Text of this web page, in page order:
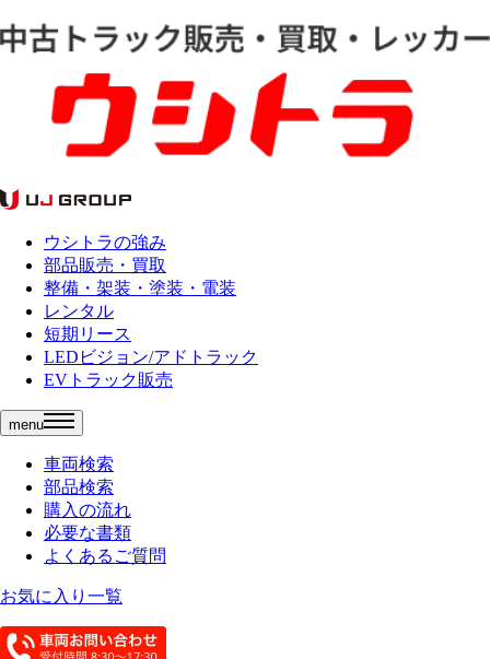
ウシトラの強み
部品販売・買取
整備・架装・塗装・電装
レンタル
短期リース
LEDビジョン/アドトラック
EVトラック販売
menu
車両検索
部品検索
購入の流れ
必要な書類
よくあるご質問
お気に入り一覧